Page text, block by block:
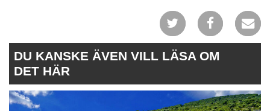
DU KANSKE ÄVEN VILL LÄSA OM
DET HÄR